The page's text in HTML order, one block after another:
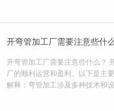
开弯管加工厂需要注意些什
开弯管加工厂需要注意些什么？
厂的顺利运营和盈利。以下是主
解释：弯管加工涉及多种技术和